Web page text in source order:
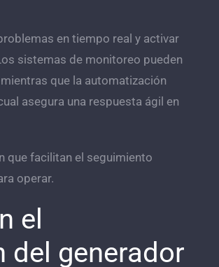
en tiempo real y activar
sistemas de monitoreo pueden
que la automatización
asegura una respuesta ágil en
que facilitan el seguimiento
operar.
el
del generador